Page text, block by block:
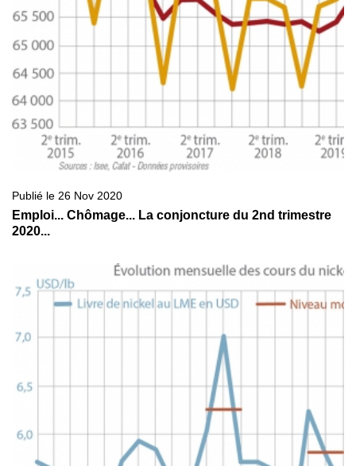
Publié le 26 Nov 2020
Emploi... Chômage... La conjoncture du 2nd trimestre
2020...